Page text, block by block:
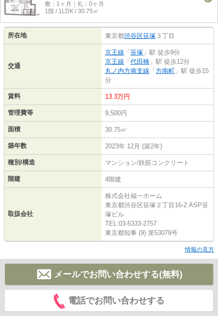
敷：1ヶ月｜礼：0ヶ月
1階 / 1LDK / 30.75㎡
所在地 東京都渋谷区笹塚 ３丁目
交通
京王線 「 笹塚 」駅 徒歩9分
京王線 「 代田橋 」駅 徒歩12分
丸ノ内方南支線 「 方南町 」駅 徒歩15
分
賃料 13.3万円
管理費等 9,500円
面積 30.75㎡
築年数 2023年 12月 (築2年)
種別/構造 マンション/鉄筋コンクリート
階建 4階建
取扱会社
株式会社福一ホーム
東京都渋谷区笹塚２丁目16-2 ASP笹
塚ビル
TEL:03-5333-2757
東京都知事 (9) 第53079号
情報の見方
メールでお問い合わせする(無料)
電話でお問い合わせする